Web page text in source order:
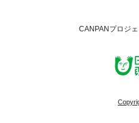
CANPANプロジ